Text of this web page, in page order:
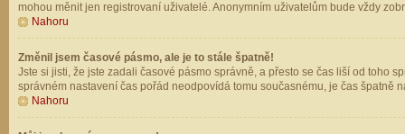
mohou měnit jen registrovaní uživatelé. Anonymním uživatelům bude vždy
Nahoru
Změnil jsem časové pásmo, ale je to stále špatně!
Jste si jisti, že jste zadali časové pásmo správně, a přesto se čas liší od toho
správném nastavení čas pořád neodpovídá tomu současnému, je čas špatně
Nahoru